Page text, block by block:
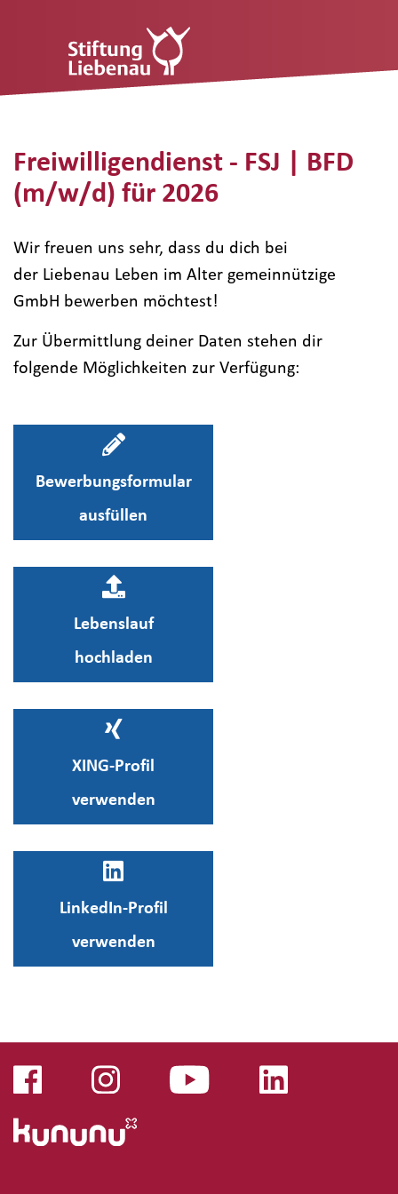
Freiwilligendienst - FSJ | BFD
(m/w/d) für 2026
Wir freuen uns sehr, dass du dich bei
der Liebenau Leben im Alter gemeinnützige
GmbH bewerben möchtest!
Zur Übermittlung deiner Daten stehen dir
folgende Möglichkeiten zur Verfügung:
Bewerbungsformular
ausfüllen
Lebenslauf
hochladen
XING-Profil
verwenden
LinkedIn-Profil
verwenden